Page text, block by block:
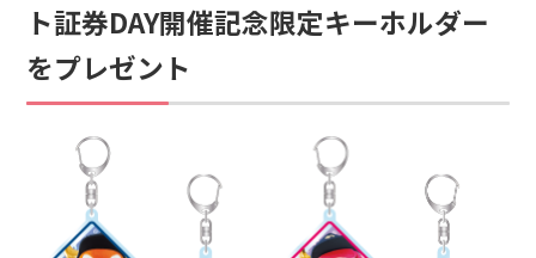
ト証券DAY開催記念限定キーホルダー
をプレゼント